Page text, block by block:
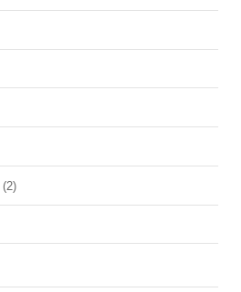
(2)